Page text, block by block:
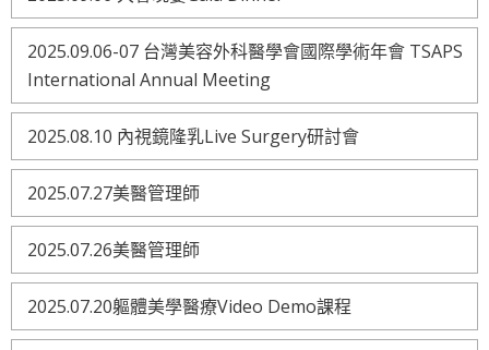
2025.09.06-07 台灣美容外科醫學會國際學術年會 TSAPS
International Annual Meeting
2025.08.10 內視鏡隆乳Live Surgery研討會
2025.07.27美醫管理師
2025.07.26美醫管理師
2025.07.20軀體美學醫療Video Demo課程